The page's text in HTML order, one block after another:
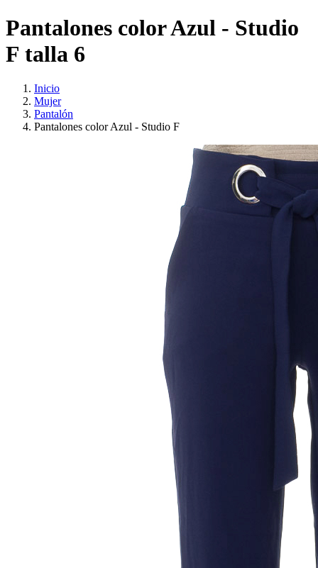
Pantalones color Azul - Studio
F talla 6
Inicio
Mujer
Pantalón
Pantalones color Azul - Studio F